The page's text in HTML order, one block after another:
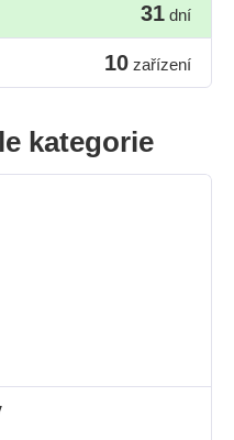
31 dní
10 zařízení
kategorie